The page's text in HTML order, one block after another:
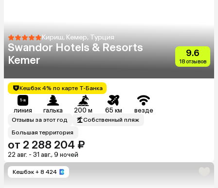
Кириш, Кемер, Турция
Swandor Hotels & Resorts
Kemer
9.6
18 отзывов
Кешбэк 4% по карте Т-Банка
линия галька 200 м 65 км везде
Отзывы за этот год
Собственный пляж
Большая территория
от 2 288 204 ₽
22 авг. - 31 авг., 9 ночей
Кешбэк + 8 424